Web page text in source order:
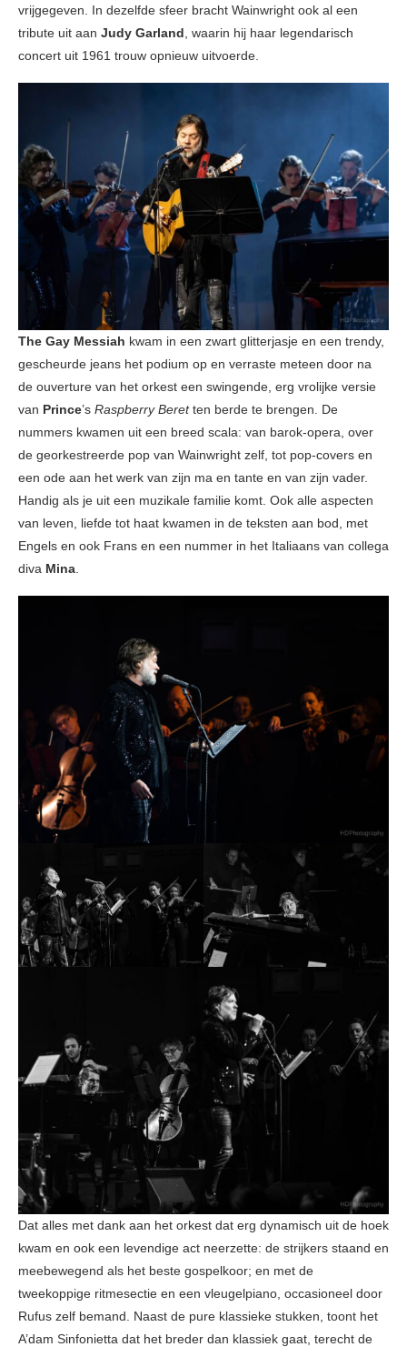
vrijgegeven. In dezelfde sfeer bracht Wainwright ook al een
tribute uit aan Judy Garland, waarin hij haar legendarisch
concert uit 1961 trouw opnieuw uitvoerde.
The Gay Messiah kwam in een zwart glitterjasje en een trendy,
gescheurde jeans het podium op en verraste meteen door na
de ouverture van het orkest een swingende, erg vrolijke versie
van Prince’s Raspberry Beretten berde te brengen. De
nummers kwamen uit een breed scala: van barok-opera, over
de georkestreerde pop van Wainwright zelf, tot pop-covers en
een ode aan het werk van zijn ma en tante en van zijn vader.
Handig als je uit een muzikale familie komt. Ook alle aspecten
van leven, liefde tot haat kwamen in de teksten aan bod, met
Engels en ook Frans en een nummer in het Italiaans van collega
diva Mina.
Dat alles met dank aan het orkest dat erg dynamisch uit de hoek
kwam en ook een levendige act neerzette: de strijkers staand en
meebewegend als het beste gospelkoor; en met de
tweekoppige ritmesectie en een vleugelpiano, occasioneel door
Rufus zelf bemand. Naast de pure klassieke stukken, toont het
A’dam Sinfonietta dat het breder dan klassiek gaat, terecht de